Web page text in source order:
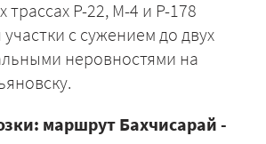
трассах Р-22, М-4 и Р-178
с сужением до двух
неровностями на
маршрут Бахчисарай -